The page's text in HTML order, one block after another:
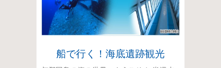
船で行く！海底遺跡観光